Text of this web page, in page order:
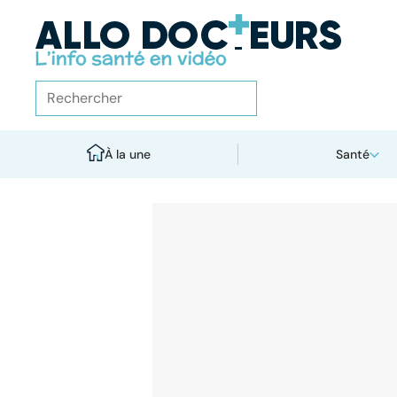
À la une Santé